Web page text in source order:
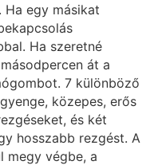
egy másikat
Ha szeretné
át a
7 különböző
közepes, erős
és két
hosszabb rezgést. A
megy végbe, a